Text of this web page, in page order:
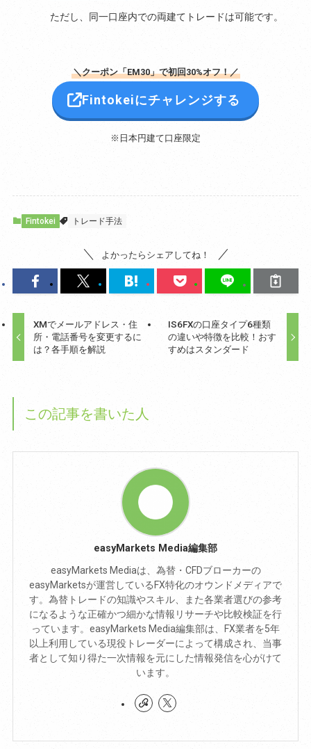
ただし、同一口座内での両建てトレードは可能です。
＼クーポン「EM30」で初回30%オフ！／
Fintokeiにチャレンジする
※日本円建て口座限定
Fintokei トレード手法
よかったらシェアしてね！
XMでメールアドレス・住
所・電話番号を変更するに
は？各手順を解説
IS6FXの口座タイプ6種類
の違いや特徴を比較！おす
すめはスタンダード
この記事を書いた人
easyMarkets Media編集部
easyMarkets Mediaは、為替・CFDブローカーの
easyMarketsが運営しているFX特化のオウンドメディアで
す。為替トレードの知識やスキル、また各業者選びの参考
になるような正確かつ細かな情報リサーチや比較検証を行
っています。easyMarkets Media編集部は、FX業者を5年
以上利用している現役トレーダーによって構成され、当事
者として知り得た一次情報を元にした情報発信を心がけて
います。